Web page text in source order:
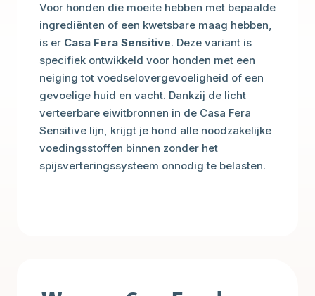
Voor honden die moeite hebben met bepaalde
ingrediënten of een kwetsbare maag hebben,
is er Casa Fera Sensitive. Deze variant is
specifiek ontwikkeld voor honden met een
neiging tot voedselovergevoeligheid of een
gevoelige huid en vacht. Dankzij de licht
verteerbare eiwitbronnen in de Casa Fera
Sensitive lijn, krijgt je hond alle noodzakelijke
voedingsstoffen binnen zonder het
spijsverteringssysteem onnodig te belasten.